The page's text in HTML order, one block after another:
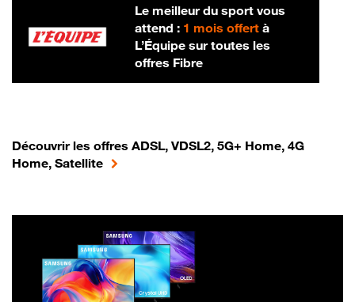
Le meilleur du sport vous
attend : 1 mois offertà
L’Équipe sur toutes les
offres Fibre
Découvrir les offres ADSL, VDSL2, 5G+ Home, 4G
Home, Satellite